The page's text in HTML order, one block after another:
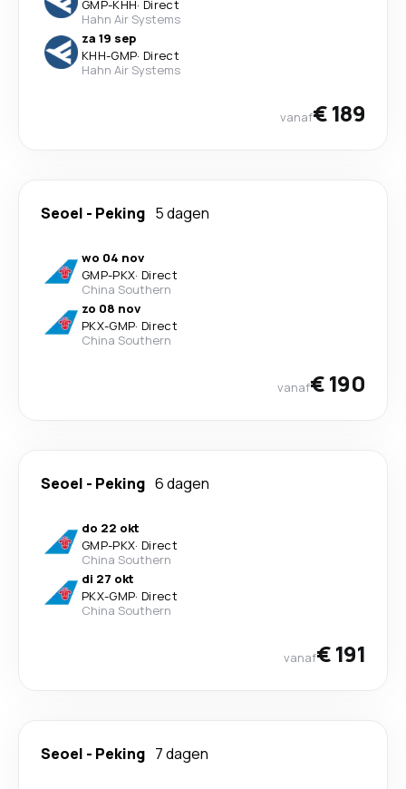
GMP-KHH· Direct
Hahn Air Systems
za 19 sep
KHH-GMP· Direct
Hahn Air Systems
vanaf€ 189
Seoel - Peking 5 dagen
wo 04 nov
GMP-PKX· Direct
China Southern
zo 08 nov
PKX-GMP· Direct
China Southern
vanaf€ 190
Seoel - Peking 6 dagen
do 22 okt
GMP-PKX· Direct
China Southern
di 27 okt
PKX-GMP· Direct
China Southern
vanaf€ 191
Seoel - Peking 7 dagen